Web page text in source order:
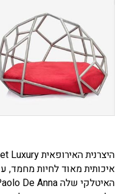
איכותית מאוד לחיות מחמד,